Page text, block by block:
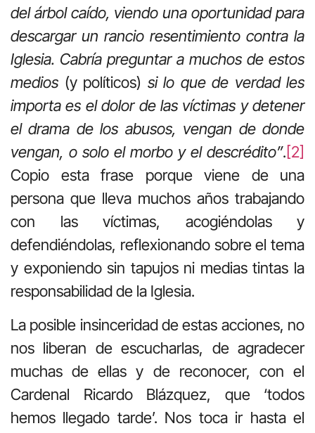
del árbol caído, viendo una oportunidad para
descargar un rancio resentimiento contra la
Iglesia. Cabría preguntar a muchos de estos
medios (y políticos) si lo que de verdad les
importa es el dolor de las víctimas y detener
el drama de los abusos, vengan de donde
vengan, o solo el morbo y el descrédito”.[2]
Copio esta frase porque viene de una
persona que lleva muchos años trabajando
con las víctimas, acogiéndolas y
defendiéndolas, reflexionando sobre el tema
y exponiendo sin tapujos ni medias tintas la
responsabilidad de la Iglesia.
La posible insinceridad de estas acciones, no
nos liberan de escucharlas, de agradecer
muchas de ellas y de reconocer, con el
Cardenal Ricardo Blázquez, que ‘todos
hemos llegado tarde’. Nos toca ir hasta el